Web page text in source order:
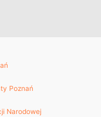
Poznań
Narodowej